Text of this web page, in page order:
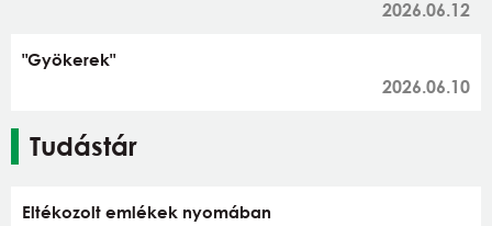
2026.06.12
"Gyökerek"
2026.06.10
Tudástár
Eltékozolt emlékek nyomában